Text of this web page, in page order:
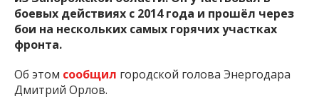
боевых действиях с 2014 года и прошёл через
бои на нескольких самых горячих участках
фронта.
Об этом сообщил городской голова Энергодара
Дмитрий Орлов.